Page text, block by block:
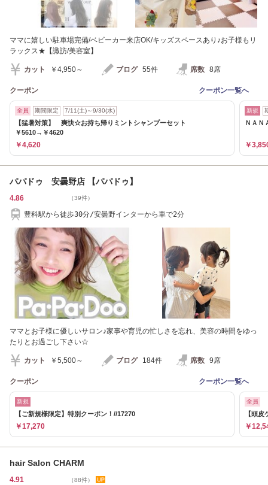
ママに嬉しい駐車場完備/ベビーカー来店OK/キッズスペースあり♪お子様もリ
ラックス★【諏訪/美容室】
カット ￥4,950～ ブログ 55件 席数 8席
クーポン クーポン一覧へ
全員 期間限定 7/11(土)～9/30(水)
【猛暑対策】 爽快☆お持ち帰りミントシャンプーセット
￥5610→￥4620
￥4,620
新規
ＮＡ
￥
パパドゥ 安曇野店 【パパドゥ】
4.86 （39件）
豊科駅から徒歩30分/安曇野インターから車で2分
ママとお子様に優しいサロン♪家事や育児の忙しさを忘れ、美容の時間をゆっ
たりとお過ごし下さい☆
カット ￥5,500～ ブログ 184件 席数 9席
クーポン クーポン一覧へ
新規
【ご新規様限定】特別クーポン！//17270
￥17,270
全員
【頭
￥
hair Salon CHARM
4.91 （88件）